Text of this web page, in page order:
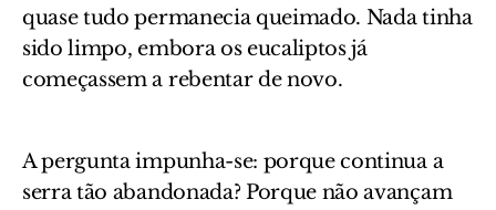
quase tudo permanecia queimado. Nada tinha
sido limpo, embora os eucaliptos já
começassem a rebentar de novo.
A pergunta impunha-se: porque continua a
serra tão abandonada? Porque não avançam